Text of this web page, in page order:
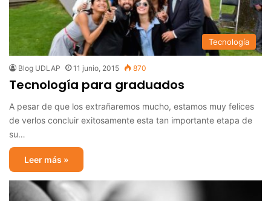
Tecnología
Blog UDLAP 11 junio, 2015 870
Tecnología para graduados
A pesar de que los extrañaremos mucho, estamos muy felices
de verlos concluir exitosamente esta tan importante etapa de
su…
Leer más »